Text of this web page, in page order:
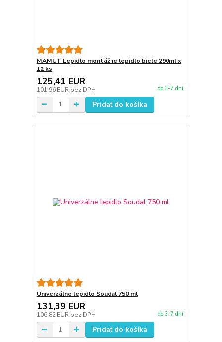
MAMUT Lepidlo montážne lepidlo biele 290ml x
12 ks
125,41 EUR
101,96 EUR bez DPH do 3-7 dní
Pridať do košíka
Univerzálne lepidlo Soudal 750 ml
131,39 EUR
106,82 EUR bez DPH do 3-7 dní
Pridať do košíka